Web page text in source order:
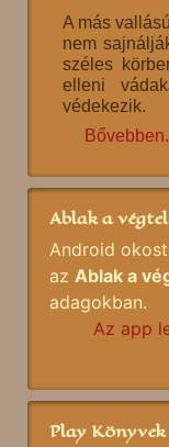
A más
nem
széles
elleni
védekezik.
Ablak a
Android
az Ablak a
adagokban.
Az app
Play Könyvek